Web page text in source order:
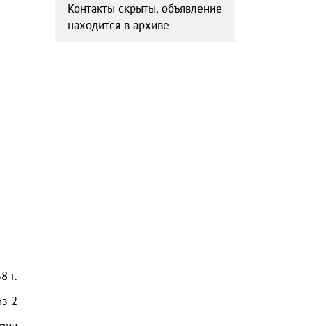
г.
2
Контакты скрыты, объявление
находится в архиве